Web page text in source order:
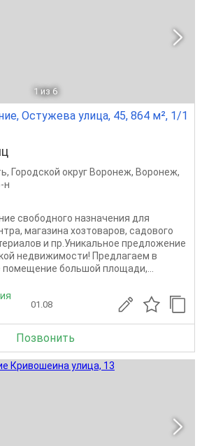
1 из 6
Остужева улица, 45, 864 м², 1/1
, Городской округ Воронеж, Воронеж,
н
свободного назначения для
магазина хозтоваров, садового
и пр.Уникальное предложение
недвижимости! Предлагаем в
большой площади,...
01.08
Позвонить